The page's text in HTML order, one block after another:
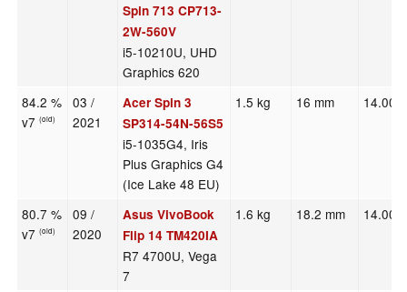
Spin 713 CP713-
2W-560V
i5-10210U, UHD
Graphics 620
84.2 %
v7(old)
03 /
2021
Acer Spin 3
SP314-54N-56S5
i5-1035G4, Iris
Plus Graphics G4
(Ice Lake 48 EU)
1.5 kg 16 mm 14.00"
80.7 %
v7(old)
09 /
2020
Asus VivoBook
Flip 14 TM420IA
R7 4700U, Vega
7
1.6 kg 18.2 mm 14.00"